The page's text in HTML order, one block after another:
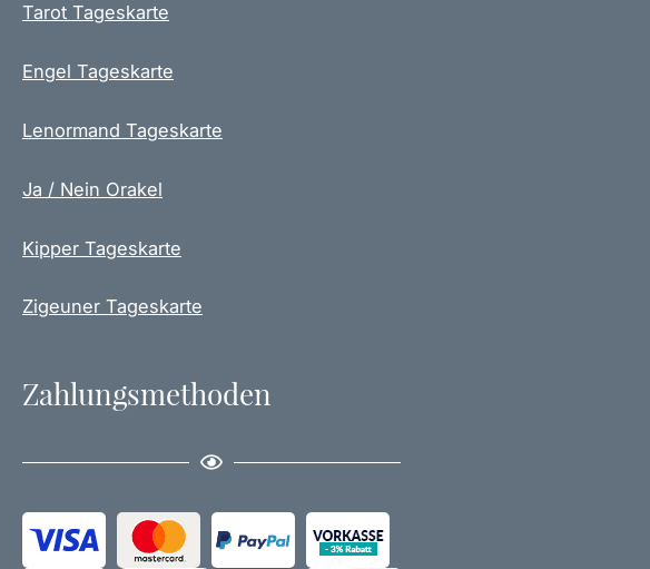
Tarot Tageskarte
Engel Tageskarte
Lenormand Tageskarte
Ja / Nein Orakel
Kipper Tageskarte
Zigeuner Tageskarte
Zahlungsmethoden